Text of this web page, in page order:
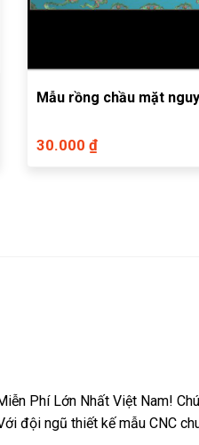
Mẫu rồng chầu mặt
30.000 ₫
Phí Lớn Nhất Việt Nam!
đội ngũ thiết kế mẫu CNC